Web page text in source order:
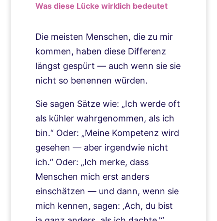
Was diese Lücke wirklich bedeutet
Die meisten Menschen, die zu mir
kommen, haben diese Differenz
längst gespürt — auch wenn sie sie
nicht so benennen würden.
Sie sagen Sätze wie: „Ich werde oft
als kühler wahrgenommen, als ich
bin.“ Oder: „Meine Kompetenz wird
gesehen — aber irgendwie nicht
ich.“ Oder: „Ich merke, dass
Menschen mich erst anders
einschätzen — und dann, wenn sie
mich kennen, sagen: ‚Ach, du bist